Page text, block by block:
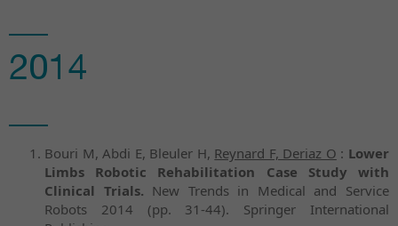
2014
Bouri M, Abdi E, Bleuler H, Reynard F, Deriaz O : Lower
Limbs Robotic Rehabilitation Case Study with
Clinical Trials. New Trends in Medical and Service
Robots 2014 (pp. 31-44). Springer International